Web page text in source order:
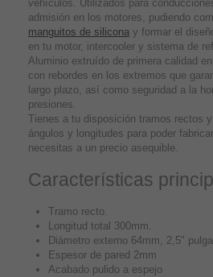
vehículos. Utilizados para
admisión en los motores, pudiendo
manguitos de silicona y formar el
en tu motor, intercooler y sistema de
Aluminio extruído de primera calidad
con rebordes en los extremos que
largo plazo, así como seguridad a la
presiones.
Tienes a tu disposición tramos rectos
ángulos y longitudes para poder
necesitas a un precio asequible.
Características
Tramo recto.
Longitud total 300mm.
Diámetro externo 64mm, 2,5"
Espesor de pared 2mm
Acabado pulido a espejo